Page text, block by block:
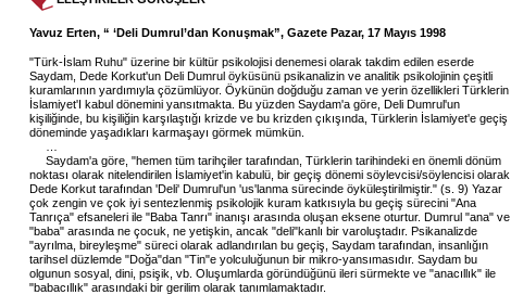
Yavuz Erten, “ ‘Deli Dumrul’dan Konuşmak”, Gazete Pazar, 17 Mayıs 1998
"Türk-İslam Ruhu" üzerine bir kültür psikolojisi denemesi olarak takdim edilen eserde
Saydam, Dede Korkut'un Deli Dumrul öyküsünü psikanalizin ve analitik psikolojinin çeşitli
kuramlarının yardımıyla çözümlüyor. Öykünün doğduğu zaman ve yerin özellikleri Türklerin
İslamiyet'I kabul dönemini yansıtmakta. Bu yüzden Saydam'a göre, Deli Dumrul'un
kişiliğinde, bu kişiliğin karşılaştığı krizde ve bu krizden çıkışında, Türklerin İslamiyet'e geçiş
döneminde yaşadıkları karmaşayı görmek mümkün.
Saydam'a göre, "hemen tüm tarihçiler tarafından, Türklerin tarihindeki en önemli dönüm
noktası olarak nitelendirilen İslamiyet'in kabulü, bir geçiş dönemi söylevcisi/söylencisi olarak
Dede Korkut tarafından 'Deli' Dumrul'un 'us'lanma sürecinde öyküleştirilmiştir." (s. 9) Yazar
çok zengin ve çok iyi sentezlenmiş psikolojik kuram katkısıyla bu geçiş sürecini "Ana
Tanrıça" efsaneleri ile "Baba Tanrı" inanışı arasında oluşan eksene oturtur. Dumrul "ana" ve
"baba" arasında ne çocuk, ne yetişkin, ancak "deli"kanlı bir varoluştadır. Psikanalizde
"ayrılma, bireyleşme" süreci olarak adlandırılan bu geçiş, Saydam tarafından, insanlığın
tarihsel düzlemde "Doğa"dan "Tin"e yolculuğunun bir mikro-yansımasıdır. Saydam bu
olgunun sosyal, dini, psişik, vb. Oluşumlarda göründüğünü ileri sürmekte ve "anacıllık" ile
"babacıllık" arasındaki bir gerilim olarak tanımlamaktadır.